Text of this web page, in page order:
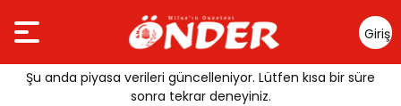
Giriş
Yap
Şu anda piyasa verileri güncelleniyor. Lütfen kısa bir süre
sonra tekrar deneyiniz.